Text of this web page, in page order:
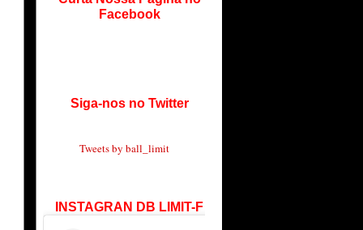
Facebook
Siga-nos no Twitter
Tweets by ball_limit
INSTAGRAN DB LIMIT-F